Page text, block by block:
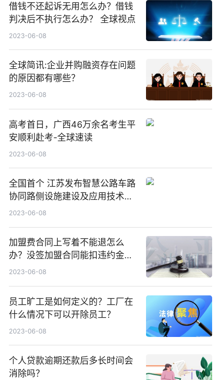
借钱不还起诉无用怎么办？借钱
判决后不执行怎么办？ 全球视点
2023-06-08
全球简讯:企业并购融资存在问题
的原因都有哪些？
2023-06-08
高考首日，广西46万余名考生平
安顺利赴考-全球速读
2023-06-08
全国首个 江苏发布智慧公路车路
协同路侧设施建设及应用技术指
南
2023-06-08
加盟费合同上写着不能退怎么
办？没签加盟合同能扣违约金
吗？
2023-06-08
员工旷工是如何定义的？工厂在
什么情况下可以开除员工？
2023-06-08
个人贷款逾期还款后多长时间会
消除吗？